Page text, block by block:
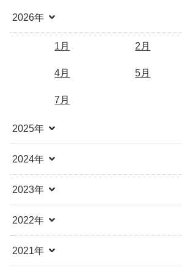
2026年
1月 2月
4月 5月
7月
2025年
2024年
2023年
2022年
2021年